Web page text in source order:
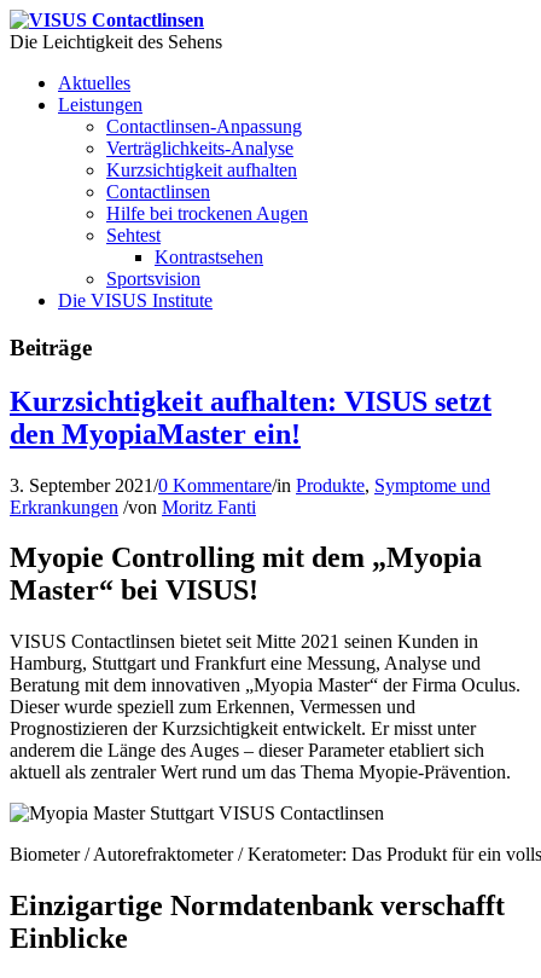
Die Leichtigkeit des Sehens
Aktuelles
Leistungen
Contactlinsen-Anpassung
Verträglichkeits-Analyse
Kurzsichtigkeit aufhalten
Contactlinsen
Hilfe bei trockenen Augen
Sehtest
Kontrastsehen
Sportsvision
Die VISUS Institute
Beiträge
Kurzsichtigkeit aufhalten: VISUS setzt
den MyopiaMaster ein!
3. September 2021/0 Kommentare/in Produkte, Symptome und
Erkrankungen /von Moritz Fanti
Myopie Controlling mit dem „Myopia
Master“ bei VISUS!
VISUS Contactlinsen bietet seit Mitte 2021 seinen Kunden in
Hamburg, Stuttgart und Frankfurt eine Messung, Analyse und
Beratung mit dem innovativen „Myopia Master“ der Firma Oculus.
Dieser wurde speziell zum Erkennen, Vermessen und
Prognostizieren der Kurzsichtigkeit entwickelt. Er misst unter
anderem die Länge des Auges – dieser Parameter etabliert sich
aktuell als zentraler Wert rund um das Thema Myopie-Prävention.
Biometer / Autorefraktometer / Keratometer: Das Produkt für ein
Einzigartige Normdatenbank verschafft
Einblicke